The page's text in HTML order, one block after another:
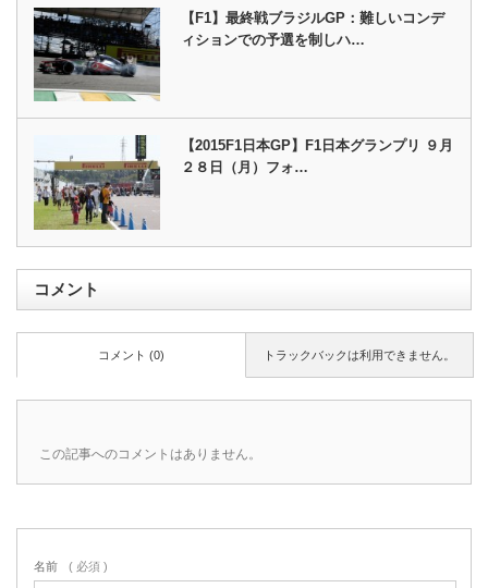
【F1】最終戦ブラジルGP：難しいコンデ
ィションでの予選を制しハ…
【2015F1日本GP】F1日本グランプリ ９月
２８日（月）フォ…
コメント
トラックバックは利用できません。
コメント (0)
この記事へのコメントはありません。
名前 ( 必須 )